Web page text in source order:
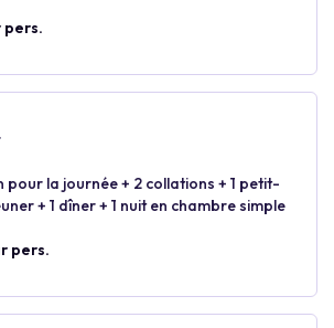
pers.
pour la journée + 2 collations + 1 petit-
+ 1 dîner + 1 nuit en chambre simple
pers.